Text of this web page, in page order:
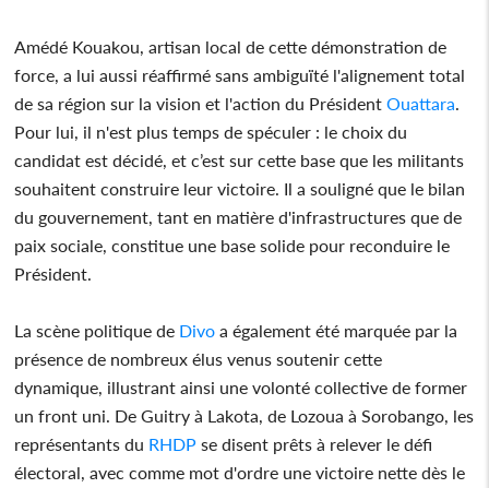
Amédé Kouakou, artisan local de cette démonstration de
force, a lui aussi réaffirmé sans ambiguïté l'alignement total
de sa région sur la vision et l'action du PrésidentOuattara
Pour lui, il n'est plus temps de spéculer : le choix du
candidat est décidé, et c’est sur cette base que les militants
souhaitent construire leur victoire. Il a souligné que le bilan
du gouvernement, tant en matière d'infrastructures que de
paix sociale, constitue une base solide pour reconduire le
Président.
La scène politique de Divo a également été marquée par la
présence de nombreux élus venus soutenir cette
dynamique, illustrant ainsi une volonté collective de former
un front uni. De Guitry à Lakota, de Lozoua à Sorobango, les
représentants du RHDP se disent prêts à relever le défi
électoral, avec comme mot d'ordre une victoire nette dès le